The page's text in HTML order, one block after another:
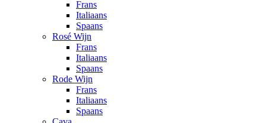
Frans
Italiaans
Spaans
Rosé Wijn
Frans
Italiaans
Spaans
Rode Wijn
Frans
Italiaans
Spaans